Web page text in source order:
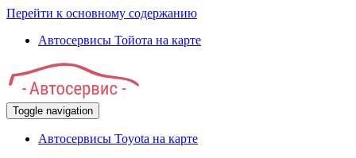
Перейти к основному содержанию
Автосервисы Тойота на карте
Toggle navigation
Автосервисы Toyota на карте